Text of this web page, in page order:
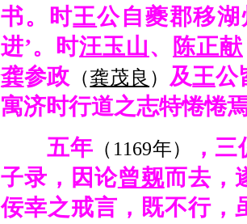
书。时王公自夔郡移
进’。时汪玉山、 陈正献
龚参政 （龚茂良 ） 及王公
寓济时行道之志特惓惓
五年 （1169年）
，
子录，因论曾觌而去，
佞幸之戒言，既不行，